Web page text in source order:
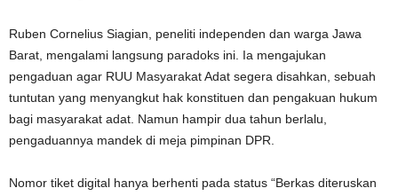
Ruben Cornelius Siagian, peneliti independen dan warga Jawa
Barat, mengalami langsung paradoks ini. Ia mengajukan
pengaduan agar RUU Masyarakat Adat segera disahkan, sebuah
tuntutan yang menyangkut hak konstituen dan pengakuan hukum
bagi masyarakat adat. Namun hampir dua tahun berlalu,
pengaduannya mandek di meja pimpinan DPR.
Nomor tiket digital hanya berhenti pada status “Berkas diteruskan